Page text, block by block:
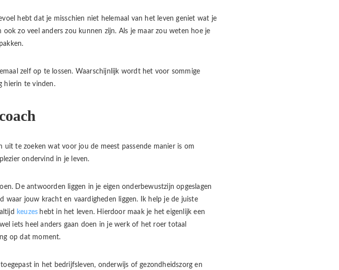
hebt dat je misschien niet helemaal van het leven geniet wat je
zo veel anders zou kunnen zijn. Als je maar zou weten hoe je
zelf op te lossen. Waarschijnlijk wordt het voor sommige
hierin te vinden.
te zoeken wat voor jou de meest passende manier is om
ondervind in je leven.
De antwoorden liggen in je eigen onderbewustzijn opgeslagen
waar jouw kracht en vaardigheden liggen. Ik help je de juiste
keuzes hebt in het leven. Hierdoor maak je het eigenlijk een
iets heel anders gaan doen in je werk of het roer totaal
op dat moment.
in het bedrijfsleven, onderwijs of gezondheidszorg en